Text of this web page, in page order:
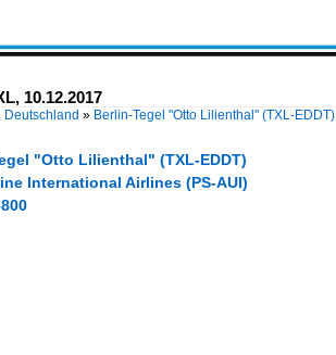
10.12.2017
Deutschland » Berlin-Tegel "Otto Lilienthal" (TXL-EDDT)
"Otto Lilienthal" (TXL-EDDT)
International Airlines (PS-AUI)